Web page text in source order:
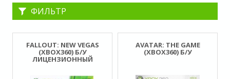
ФИЛЬТР
FALLOUT: NEW VEGAS
(XBOX360) Б/У
ЛИЦЕНЗИОННЫЙ
AVATAR: THE GAME
(XBOX360) Б/У